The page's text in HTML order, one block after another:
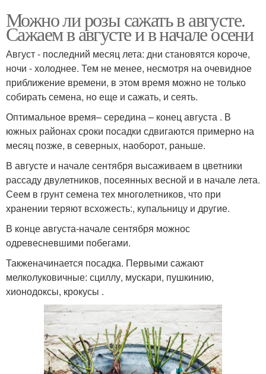
Можно ли розы сажать в августе.
Сажаем в августе и в начале осени
Август - последний месяц лета: дни становятся короче,
ночи - холоднее. Тем не менее, несмотря на очевидное
приближение времени, в этом время можно не только
собирать семена, но еще и сажать, и сеять.
Оптимальное время– середина – конец августа . В
южных районах сроки посадки сдвигаются примерно на
месяц позже, в северных, наоборот, раньше.
В августе и начале сентября высаживаем в цветники
рассаду двулетников, посеянных весной и в начале лета.
Сеем в грунт семена тех многолетников, что при
хранении теряют всхожесть:, купальницу и другие.
В конце августа-начале сентября можнос
одревесневшими побегами.
Такженачинается посадка. Первыми сажают
мелколуковичные: сциллу, мускари, пушкинию,
хионодоксы, крокусы .